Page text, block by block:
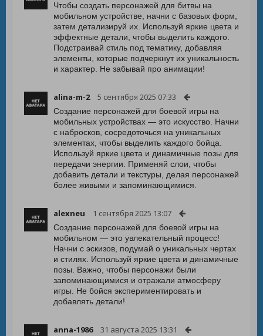
Чтобы создать персонажей для битвы на
мобильном устройстве, начни с базовых форм,
затем детализируй их. Используй яркие цвета и
эффектные детали, чтобы выделить каждого.
Подстраивай стиль под тематику, добавляя
элементы, которые подчеркнут их уникальность
и характер. Не забывай про анимации!
alina-m-2 5 сентября 2025 07:33
Создание персонажей для боевой игры на
мобильных устройствах — это искусство. Начни
с набросков, сосредоточься на уникальных
элементах, чтобы выделить каждого бойца.
Используй яркие цвета и динамичные позы для
передачи энергии. Применяй слои, чтобы
добавить детали и текстуры, делая персонажей
более живыми и запоминающимися.
alexneu 1 сентября 2025 13:07
Создание персонажей для боевой игры на
мобильном — это увлекательный процесс!
Начни с эскизов, подумай о уникальных чертах
и стилях. Используй яркие цвета и динамичные
позы. Важно, чтобы персонажи были
запоминающимися и отражали атмосферу
игры. Не бойся экспериментировать и
добавлять детали!
anna-1986 31 августа 2025 13:31